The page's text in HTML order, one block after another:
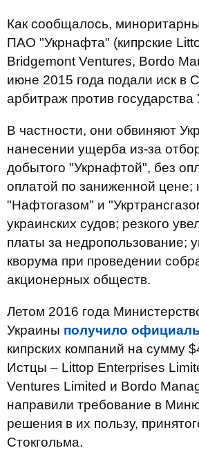
Как сообщалось,
ПАО "Укрнафта" (кипрские
Bridgemont Ventures, Bordo
июне 2015 года подали иск в
арбитраж против государства
В частности, они обвиняют
нанесении ущерба из-за
добытого "Укрнафтой", без
оплатой по заниженной цене;
"Нафтогазом" и
украинских судов; резкого
платы за недропользование;
кворума при проведении
акционерных обществ.
Летом 2016 года
Украины получило
кипрских компаний на сумму
Истцы – Littop Enterprises
Ventures Limited и Bordo
направили требование в
решения в их пользу,
Стокгольма.